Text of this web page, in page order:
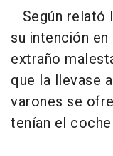
Según relató
su intención
extraño
que la llevase
varones se
tenían el